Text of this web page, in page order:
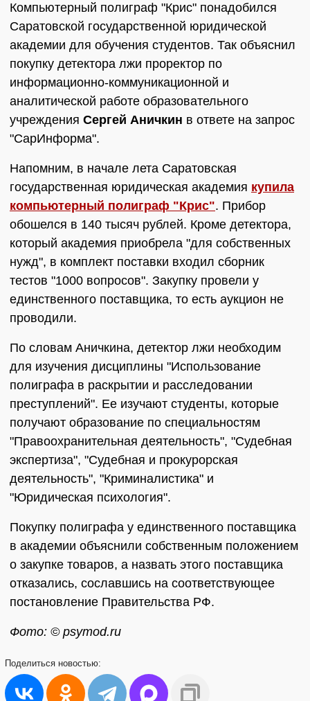
Компьютерный полиграф "Крис" понадобился
Саратовской государственной юридической
академии для обучения студентов. Так объяснил
покупку детектора лжи проректор по
информационно-коммуникационной и
аналитической работе образовательного
учреждения Сергей Аничкин в ответе на запрос
"СарИнформа".
Напомним, в начале лета Саратовская
государственная юридическая академия купила
компьютерный полиграф "Крис". Прибор
обошелся в 140 тысяч рублей. Кроме детектора,
который академия приобрела "для собственных
нужд", в комплект поставки входил сборник
тестов "1000 вопросов". Закупку провели у
единственного поставщика, то есть аукцион не
проводили.
По словам Аничкина, детектор лжи необходим
для изучения дисциплины "Использование
полиграфа в раскрытии и расследовании
преступлений". Ее изучают студенты, которые
получают образование по специальностям
"Правоохранительная деятельность", "Судебная
экспертиза", "Судебная и прокурорская
деятельность", "Криминалистика" и
"Юридическая психология".
Покупку полиграфа у единственного поставщика
в академии объяснили собственным положением
о закупке товаров, а назвать этого поставщика
отказались, сославшись на соответствующее
постановление Правительства РФ.
Фото: © psymod.ru
Поделиться новостью: